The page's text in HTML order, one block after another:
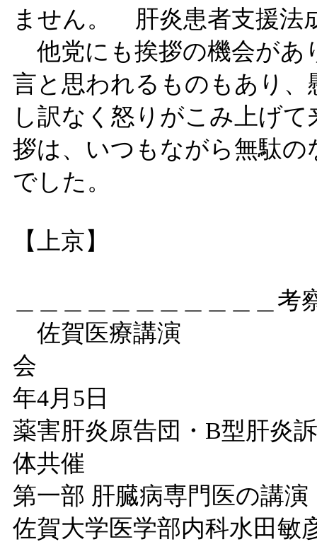
ません。 肝炎患者支援法
他党にも挨拶の機会があ
言と思われるものもあり
し訳なく怒りがこみ上げ
拶は、いつもながら無駄
でした。
【上京】
＿＿＿＿＿＿＿＿＿＿＿
佐賀医療講演
会
年4月5日
薬害肝炎原告団・B型肝炎
体共催
第一部 肝臓病専門医の講演
佐賀大学医学部内科水田敏